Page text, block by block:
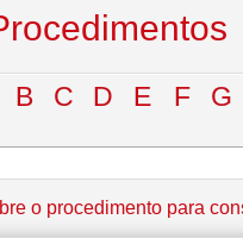
B C D E F G
o procedimento para